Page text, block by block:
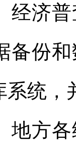
经济普
备份
系统，
地方各